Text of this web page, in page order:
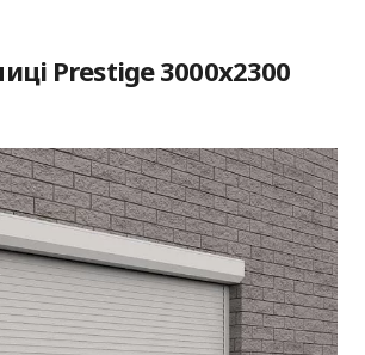
Prestige 3000x2300